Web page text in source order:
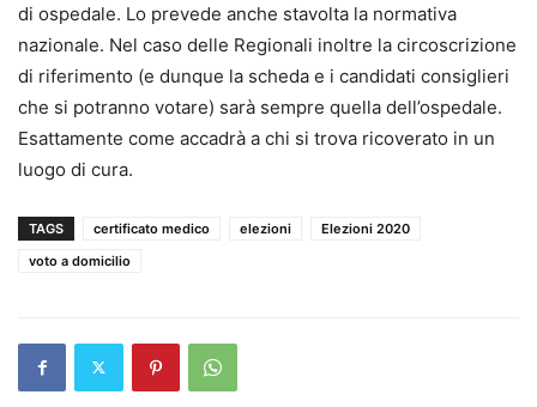
di ospedale. Lo prevede anche stavolta la normativa
nazionale. Nel caso delle Regionali inoltre la circoscrizione
di riferimento (e dunque la scheda e i candidati consiglieri
che si potranno votare) sarà sempre quella dell’ospedale.
Esattamente come accadrà a chi si trova ricoverato in un
luogo di cura.
TAGS certificato medico elezioni
Elezioni 2020
voto a domicilio